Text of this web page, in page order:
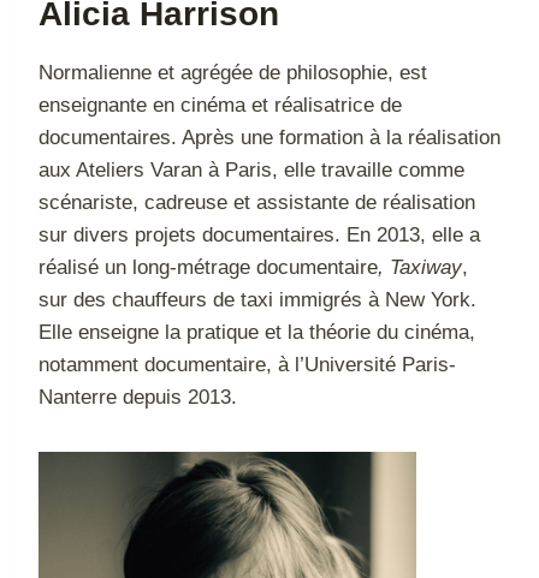
Alicia Harrison
Normalienne et agrégée de philosophie, est
enseignante en cinéma et réalisatrice de
documentaires. Après une formation à la réalisation
aux Ateliers Varan à Paris, elle travaille comme
scénariste, cadreuse et assistante de réalisation
sur divers projets documentaires. En 2013, elle a
réalisé un long-métrage documentaire, Taxiway,
sur des chauffeurs de taxi immigrés à New York.
Elle enseigne la pratique et la théorie du cinéma,
notamment documentaire, à l’Université Paris-
Nanterre depuis 2013.